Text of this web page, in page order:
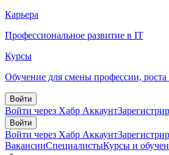
Карьера
Профессиональное развитие в IT
Курсы
Обучение для смены профессии, роста
Войти
Войти через Хабр Аккаунт
Войти
Войти через Хабр Аккаунт
ВакансииСпециалистыКурсы и